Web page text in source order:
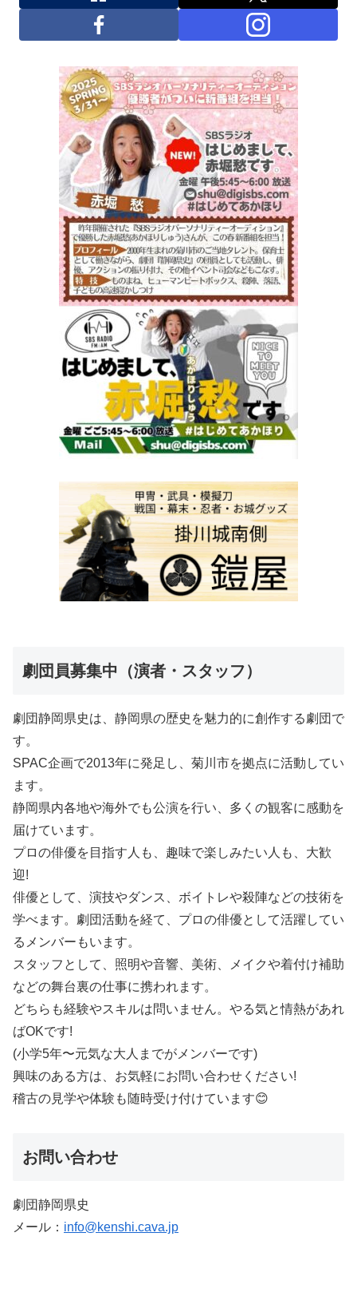
劇団員募集中（演者・スタッフ）
劇団静岡県史は、静岡県の歴史を魅力的に創作する劇団で
す。
SPAC企画で2013年に発足し、菊川市を拠点に活動してい
ます。
静岡県内各地や海外でも公演を行い、多くの観客に感動を
届けています。
プロの俳優を目指す人も、趣味で楽しみたい人も、大歓
迎!
俳優として、演技やダンス、ボイトレや殺陣などの技術を
学べます。劇団活動を経て、プロの俳優として活躍してい
るメンバーもいます。
スタッフとして、照明や音響、美術、メイクや着付け補助
などの舞台裏の仕事に携われます。
どちらも経験やスキルは問いません。やる気と情熱があれ
ばOKです!
(小学5年〜元気な大人までがメンバーです)
興味のある方は、お気軽にお問い合わせください!
稽古の見学や体験も随時受け付けています😊
お問い合わせ
劇団静岡県史
メール： info@kenshi.cava.jp